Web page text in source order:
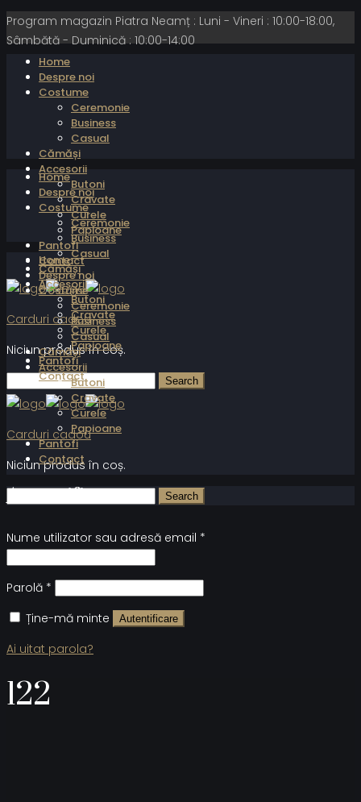
Program magazin Piatra Neamț : Luni - Vineri : 10:00-18:00,
Sâmbătă - Duminică : 10:00-14:00
Home
Despre noi
Costume
Ceremonie
Business
Casual
Cămăși
Accesorii
Butoni
Cravate
Curele
Papioane
Pantofi
Contact
Carduri cadou
Niciun produs în coș.
Home
Despre noi
Costume
Ceremonie
Business
Casual
Cămăși
Accesorii
Butoni
Cravate
Curele
Papioane
Pantofi
Contact
Carduri cadou
Niciun produs în coș.
Home
Despre noi
Costume
Ceremonie
Business
Casual
Cămăși
Accesorii
Butoni
Cravate
Curele
Papioane
Pantofi
Contact
Autentificare
Nume utilizator sau adresă email *
Parolă *
Ține-mă minte
Autentificare
Ai uitat parola?
122